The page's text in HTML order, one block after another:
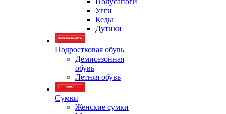
Угги
Кеды
Дутики
Подростковая обувь
Демисезонная
обувь
Летняя обувь
Сумки
Женские сумки